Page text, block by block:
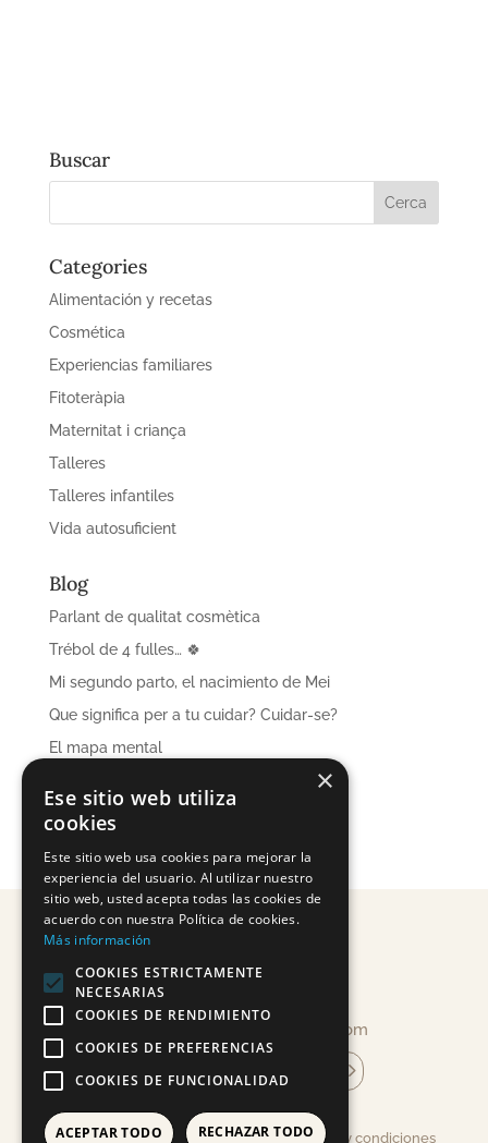
Buscar
Categories
Alimentación y recetas
Cosmética
Experiencias familiares
Fitoteràpia
Maternitat i criança
Talleres
Talleres infantiles
Vida autosuficient
Blog
Parlant de qualitat cosmètica
Trébol de 4 fulles… 🍀
Mi segundo parto, el nacimiento de Mei
Que significa per a tu cuidar? Cuidar-se?
El mapa mental
info@mandragoracosmetica.com
Aviso legal, Política de Privacidad, Términos y condiciones
×
Ese sitio web utiliza
cookies
Este sitio web usa cookies para mejorar la
experiencia del usuario. Al utilizar nuestro
sitio web, usted acepta todas las cookies de
acuerdo con nuestra Política de cookies.
Más información
COOKIES ESTRICTAMENTE
NECESARIAS
COOKIES DE RENDIMIENTO
COOKIES DE PREFERENCIAS
COOKIES DE FUNCIONALIDAD
ACEPTAR TODO RECHAZAR TODO